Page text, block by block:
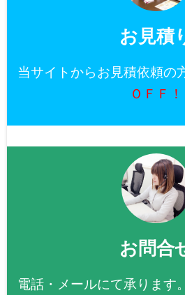
お見積
当サイトからお見積依頼の
ＯＦＦ！
お問合
電話・メールにて承ります